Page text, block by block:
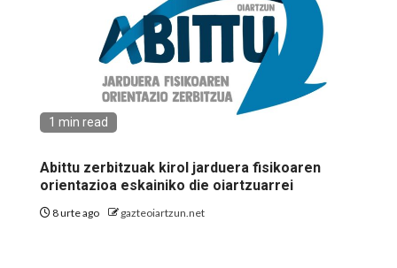
1 min read
Abittu zerbitzuak kirol jarduera fisikoaren
orientazioa eskainiko die oiartzuarrei
8 urte ago gazteoiartzun.net